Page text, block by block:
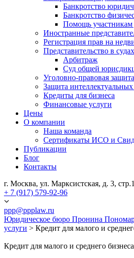
Банкротство
Банкротство
Помощь участникам
Иностранные
Регистрация прав на
Представительство в судах
Арбитраж
Суд общей
Уголовно-правовая защита
Защита
Кредиты для бизнеса
Финансовые услуги
Цены
О компании
Наша команда
Сертификаты ИСО и
Публикации
Блог
Контакты
г. Москва, ул. Марксистская, д. 3,
+ 7 (917) 579-92-96
ppp@ppplaw.ru
Юридическое бюро Пронина
услуги > Кредит для малого и
Кредит для малого и среднего бизнеса